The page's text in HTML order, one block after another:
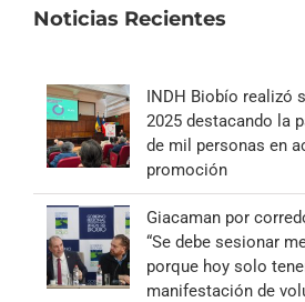
Noticias Recientes
INDH Biobío realizó
2025 destacando la
de mil personas en
promoción
Giacaman por
“Se debe sesionar
porque hoy solo
manifestación de